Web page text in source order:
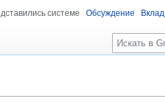
системе Обсуждение Вклад
Поиск